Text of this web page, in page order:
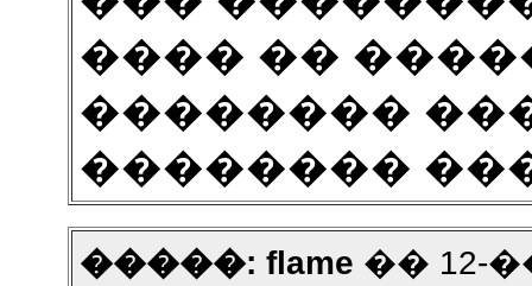
���� ��
��������
��������
�����: flame �� 12-